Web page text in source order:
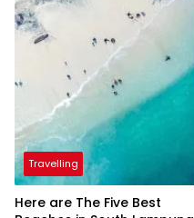
Travelling
Here are The Five Best